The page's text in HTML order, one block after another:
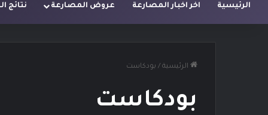
الرئيسية اخر اخبار المصارعة عروض المصارعة نتائج
الرئيسية / بودكاست
بودكاست